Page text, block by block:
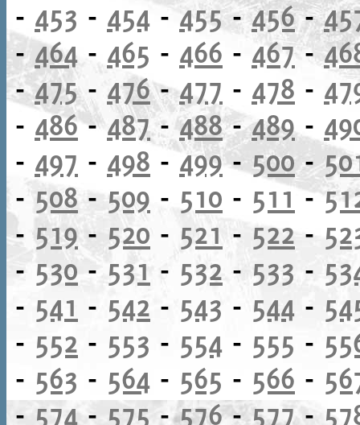
- 453 - 454 -455-456-
- 464 - 465 - 466 - 467-
-475- 476-477 - 478 -
- 486-487-488-489-
- 497 - 498 -499- 500-
- 508- 509 - 510 - 511-
-519- 520 - 521 - 522 -
- 530- 531 - 532 - 533 -
- 541 - 542 - 543 - 544 -
- 552 - 553 - 554 - 555 -
- 563 - 564 - 565 - 566 -
- 574 - 575-576-577-